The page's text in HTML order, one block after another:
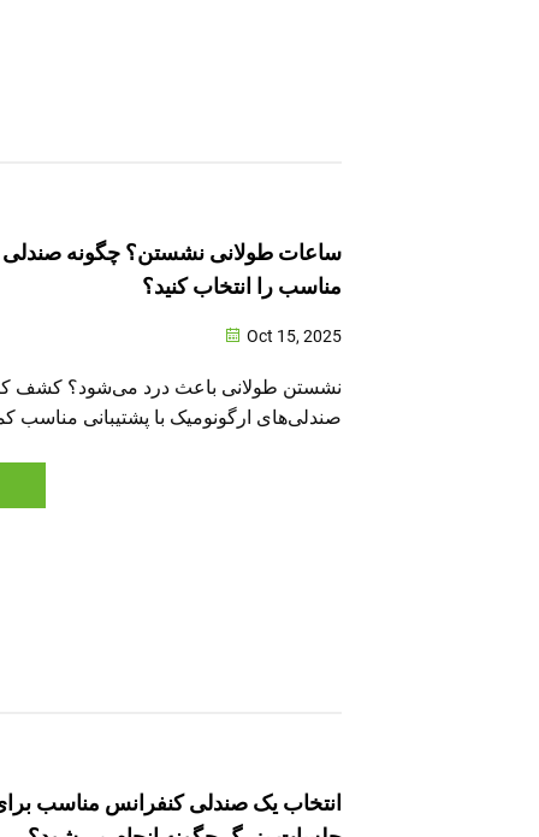
ساعات طولانی نشستن؟ چگونه صندلی
مناسب را انتخاب کنید؟
Oct 15, 2025
نشستن طولانی باعث درد می‌شود؟ کشف
صندلی‌های ارگونومیک با پشتیبانی مناسب
می‌دهند. نکات کارشناسی برای انتخاب
انتخاب یک صندلی کنفرانس مناسب